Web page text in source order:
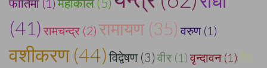
(41) रामचन्द्र (2) रामायण (35) वरुण (1)
वशीकरण (44) विद्वेषण (3) वीर (1) वृन्दावन (1) वेद